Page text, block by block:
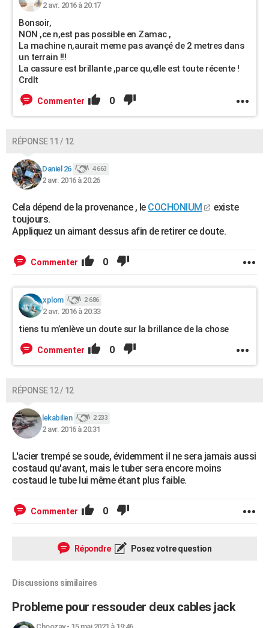
2 avr. 2016 à 20:17
Bonsoir,
NON ,ce n,est pas possible en Zamac ,
La machine n,aurait meme pas avançé de 2 metres dans
un terrain !!!
La cassure est brillante ,parce qu,elle est toute récente !
Crdlt
Commenter 0
RÉPONSE 11 / 12
Daniel 26 4 663
2 avr. 2016 à 20:26
Cela dépend de la provenance , le COCHONIUM
existe
toujours.
Appliquez un aimant dessus afin de retirer ce doute.
Commenter 0
xplom 2 686
2 avr. 2016 à 20:33
tiens tu m’enlève un doute sur la brillance de la chose
Commenter 0
RÉPONSE 12 / 12
lekabilien 2 233
2 avr. 2016 à 20:31
L'acier trempé se soude, évidemment il ne sera jamais aussi
costaud qu'avant, mais le tuber sera encore moins
costaud le tube lui même étant plus faible.
Commenter 0
Répondre Posez votre question
Discussions similaires
Probleme pour ressouder deux cables jack